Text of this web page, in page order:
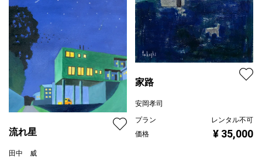
流れ星
田中 威
家路
安岡孝司
プラン
レンタル不可
価格
¥ 35,000